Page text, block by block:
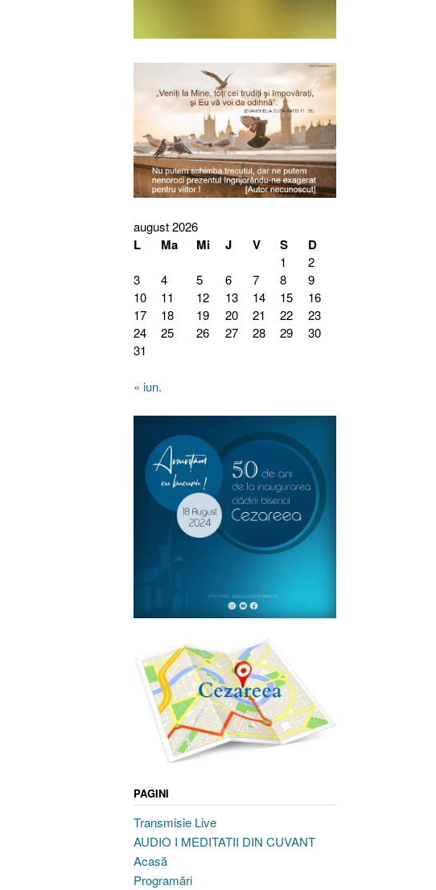
august 2026
L Ma Mi J V S D
1
2
3
4 5 6 7 8
9
10
11 12 13 14 15
16
17
18 19 20 21 22
23
24
25 26 27 28 29
30
31
« iun.
PAGINI
Transmisie Live
AUDIO I MEDITATII DIN CUVANT
Acasă
Programări